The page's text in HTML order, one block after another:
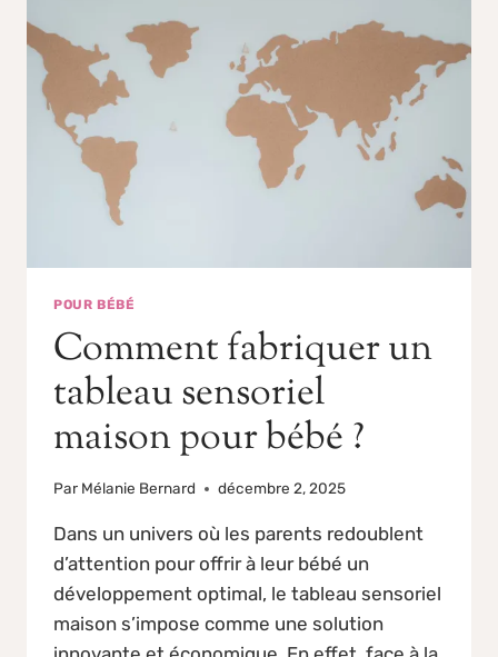
POUR BÉBÉ
Comment fabriquer un
tableau sensoriel
maison pour bébé ?
Par Mélanie Bernard décembre 2, 2025
Dans un univers où les parents redoublent
d’attention pour offrir à leur bébé un
développement optimal, le tableau sensoriel
maison s’impose comme une solution